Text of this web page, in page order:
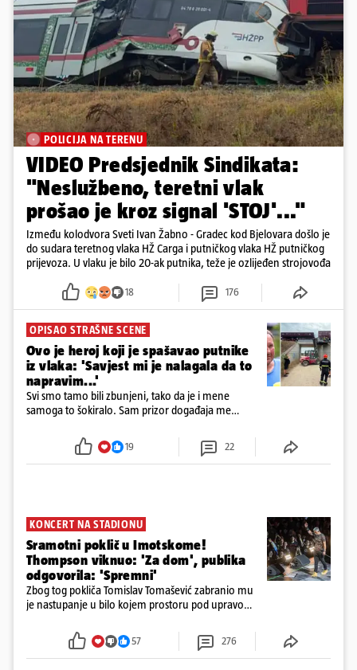
POLICIJA NA TERENU
VIDEO Predsjednik Sindikata:
"Neslužbeno, teretni vlak
prošao je kroz signal 'STOJ'..."
Između kolodvora Sveti Ivan Žabno - Gradec kod Bjelovara došlo je
do sudara teretnog vlaka HŽ Carga i putničkog vlaka HŽ putničkog
prijevoza. U vlaku je bilo 20-ak putnika, teže je ozlijeđen strojovođa
18 176
OPISAO STRAŠNE SCENE
Ovo je heroj koji je spašavao putnike
iz vlaka: 'Savjest mi je nalagala da to
napravim...'
Svi smo tamo bili zbunjeni, tako da je i mene
samoga to šokiralo. Sam prizor događaja me
19 22
KONCERT NA STADIONU
Sramotni poklič u Imotskome!
Thompson viknuo: 'Za dom', publika
odgovorila: 'Spremni'
Zbog tog pokliča Tomislav Tomašević zabranio mu
je nastupanje u bilo kojem prostoru pod upravom
57 276